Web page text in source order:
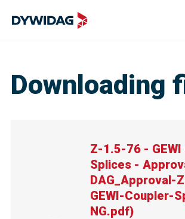
Downloading
Z-1.5-76 -
Splices -
DAG_Approval-
GEWI-Coupler-
NG.pdf)